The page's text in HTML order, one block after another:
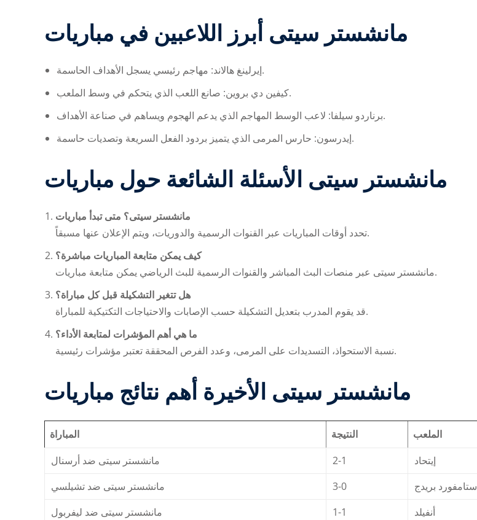
أبرز اللاعبين في مباريات ‎مانشستر سيتى
إيرلينغ هالاند: مهاجم رئيسي يسجل الأهداف الحاسمة.
كيفين دي بروين: صانع اللعب الذي يتحكم في وسط الملعب.
برناردو سيلفا: لاعب الوسط المهاجم الذي يدعم الهجوم ويساهم في صناعة الأهداف.
إيدرسون: حارس المرمى الذي يتميز بردود الفعل السريعة وتصديات حاسمة.
الأسئلة الشائعة حول مباريات ‎مانشستر سيتى
متى تبدأ مباريات ‎مانشستر سيتى؟
تحدد أوقات المباريات عبر القنوات الرسمية والدوريات، ويتم الإعلان عنها مسبقاً.
كيف يمكن متابعة المباريات مباشرة؟
يمكن متابعة
مباريات ‎مانشستر سيتىعبر منصات البث المباشر والقنوات الرسمية للبث الرياضي.
هل تتغير التشكيلة قبل كل مباراة؟
قد يقوم المدرب بتعديل التشكيلة حسب الإصابات والاحتياجات التكتيكية للمباراة.
ما هي أهم المؤشرات لمتابعة الأداء؟
نسبة الاستحواذ، التسديدات على المرمى، وعدد الفرص المحققة تعتبر مؤشرات رئيسية.
أهم نتائج مباريات ‎مانشستر سيتى الأخيرة
المباراة النتيجة
الملعب
مانشستر سيتى ضد أرسنال
2-1
إيتحاد
مانشستر سيتى ضد تشيلسي
3-0
ستامفورد بريدج
مانشستر سيتى ضد ليفربول
1-1 أنفيلد